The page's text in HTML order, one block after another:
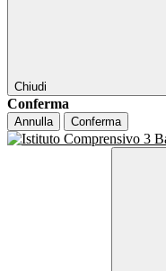
Chiudi
Conferma
Annulla Conferma